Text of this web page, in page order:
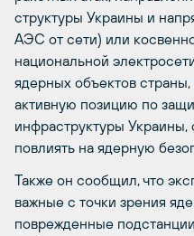
структуры Украины и
АЭС от сети) или
национальной
ядерных объектов
активную позицию по
инфраструктуры
повлиять на ядерную
Также он сообщил, что
важные с точки зрения
поврежденные